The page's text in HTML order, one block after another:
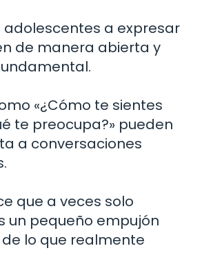
adolescentes a expresar
de manera abierta y
«¿Cómo te sientes
te preocupa?» pueden
a conversaciones
que a veces solo
un pequeño empujón
lo que realmente